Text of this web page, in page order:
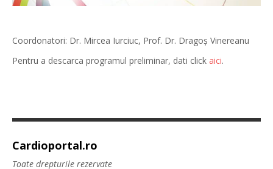
Coordonatori: Dr. Mircea Iurciuc, Prof. Dr. Dragoș Vinereanu
Pentru a descarca programul preliminar, dati click aici.
Cardioportal.ro
Toate drepturile rezervate